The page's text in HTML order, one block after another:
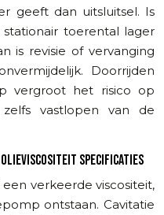
geeft dan uitsluitsel. Is
toerental lager
is revisie of vervanging
Doorrijden
vergroot het risico op
vastlopen van de
SPECIFICATIES
verkeerde viscositeit,
ontstaan. Cavitatie